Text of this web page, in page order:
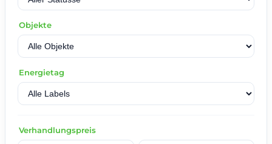
Objekte
Energietag
Verhandlungspreis